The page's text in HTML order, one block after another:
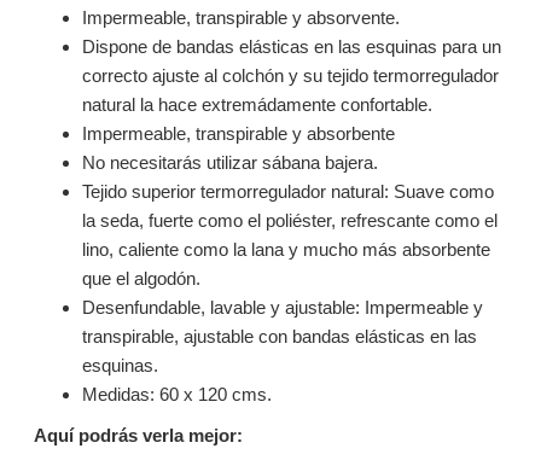
Impermeable, transpirable y absorvente.
Dispone de bandas elásticas en las esquinas para un
correcto ajuste al colchón y su tejido termorregulador
natural la hace extremádamente confortable.
Impermeable, transpirable y absorbente
No necesitarás utilizar sábana bajera.
Tejido superior termorregulador natural: Suave como
la seda, fuerte como el poliéster, refrescante como el
lino, caliente como la lana y mucho más absorbente
que el algodón.
Desenfundable, lavable y ajustable: Impermeable y
transpirable, ajustable con bandas elásticas en las
esquinas.
Medidas: 60 x 120 cms.
Aquí podrás verla mejor: